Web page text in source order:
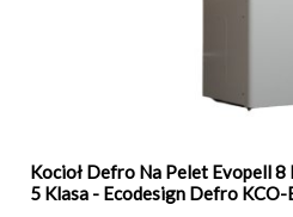
Kocioł Defro Na Pelet Evopell 8
5 Klasa - Ecodesign Defro KCO-